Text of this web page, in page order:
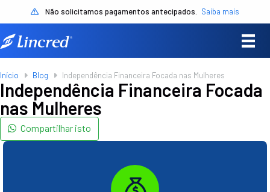
Não solicitamos pagamentos antecipados. Saiba mais
Início Blog Independência Financeira Focada nas Mulheres
Independência Financeira Focada
nas Mulheres
Compartilhar isto